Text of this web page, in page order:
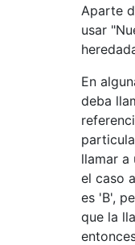
Aparte
usar
En
deba
llamar a
el caso
es 'B',
que la